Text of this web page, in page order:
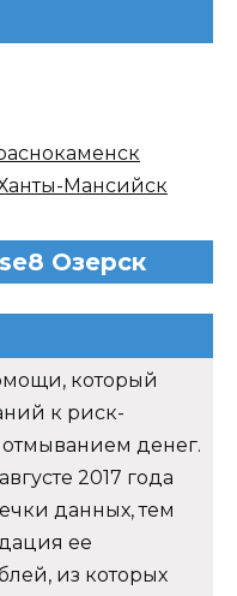
Мансийск
Озерск
который
к риск-
денег.
2017 года
данных, тем
ее
из которых